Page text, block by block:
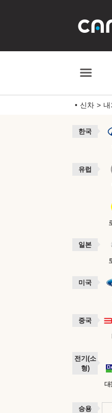
신차 내
한국
유럽
일본
미국
중국
전기(소
형)
대
승용